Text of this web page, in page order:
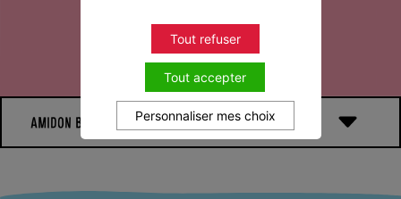
AMIDON BIO
Tout refuser
Tout accepter
Personnaliser mes choix